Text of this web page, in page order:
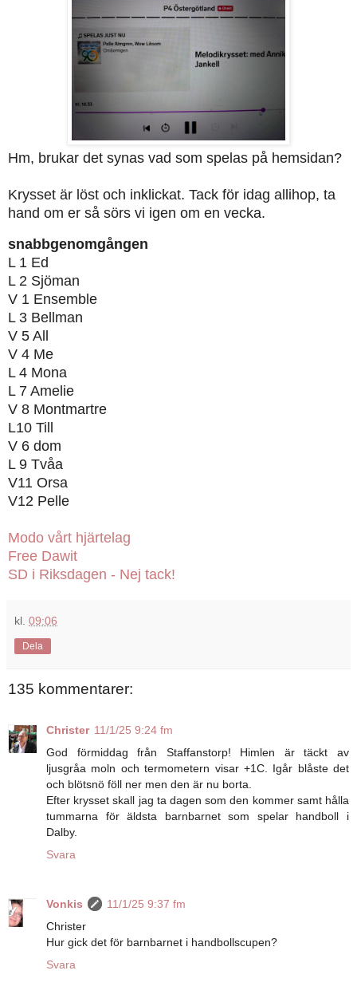
Hm, brukar det synas vad som spelas på hemsidan?
Krysset är löst och inklickat. Tack för idag allihop, ta
hand om er så sörs vi igen om en vecka.
snabbgenomgången
L 1 Ed
L 2 Sjöman
V 1 Ensemble
L 3 Bellman
V 5 All
V 4 Me
L 4 Mona
L 7 Amelie
V 8 Montmartre
L10 Till
V 6 dom
L 9 Tvåa
V11 Orsa
V12 Pelle
Modo vårt hjärtelag
Free Dawit
SD i Riksdagen - Nej tack!
kl. 09:06
Dela
135 kommentarer:
Christer 11/1/25 9:24 fm
God förmiddag från Staffanstorp! Himlen är täckt av
ljusgråa moln och termometern visar +1C. Igår blåste det
och blötsnö föll ner men den är nu borta.
Efter krysset skall jag ta dagen som den kommer samt hålla
tummarna för äldsta barnbarnet som spelar handboll i
Dalby.
Svara
Vonkis
11/1/25 9:37 fm
Christer
Hur gick det för barnbarnet i handbollscupen?
Svara